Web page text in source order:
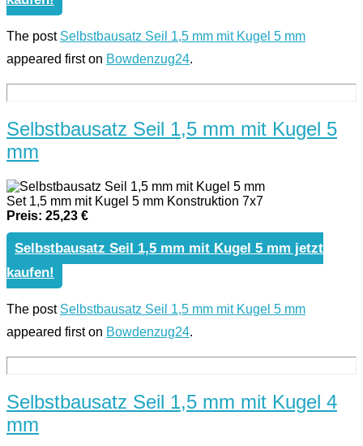
The post Selbstbausatz Seil 1,5 mm mit Kugel 5 mm
appeared first on Bowdenzug24.
Selbstbausatz Seil 1,5 mm mit Kugel 5
mm
Set 1,5 mm mit Kugel 5 mm Konstruktion 7x7
Preis: 25,23 €
Selbstbausatz Seil 1,5 mm mit Kugel 5 mm jetzt
kaufen!
The post Selbstbausatz Seil 1,5 mm mit Kugel 5 mm
appeared first on Bowdenzug24.
Selbstbausatz Seil 1,5 mm mit Kugel 4
mm